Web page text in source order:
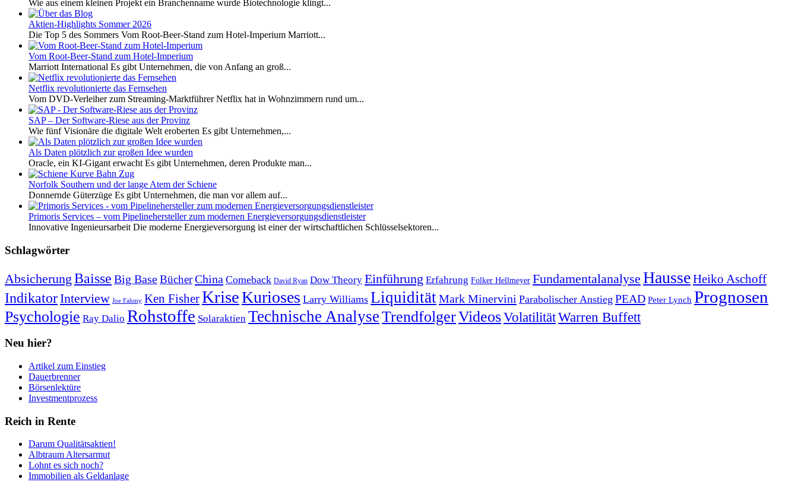
Wie aus einem kleinen Projekt ein Branchenname wurde Biotechnologie klingt...
Aktien-Highlights Sommer 2026
Die Top 5 des Sommers Vom Root-Beer-Stand zum Hotel-Imperium Marriott...
Vom Root-Beer-Stand zum Hotel-Imperium
Marriott International Es gibt Unternehmen, die von Anfang an groß...
Netflix revolutionierte das Fernsehen
Vom DVD-Verleiher zum Streaming-Marktführer Netflix hat in Wohnzimmern rund um...
SAP – Der Software-Riese aus der Provinz
Wie fünf Visionäre die digitale Welt eroberten Es gibt Unternehmen,...
Als Daten plötzlich zur großen Idee wurden
Oracle, ein KI-Gigant erwacht Es gibt Unternehmen, deren Produkte man...
Norfolk Southern und der lange Atem der Schiene
Donnernde Güterzüge Es gibt Unternehmen, die man vor allem auf...
Primoris Services – vom Pipelinehersteller zum modernen Energieversorgungsdienstleister
Innovative Ingenieursarbeit Die moderne Energieversorgung ist einer der wirtschaftlichen Schlüsselsektoren...
Schlagwörter
Absicherung Baisse Big BaseBücherChina Comeback David Ryan Dow Theory Einführung Erfahrung Folker Hellmeyer Fundamentalanalyse HausseHeiko Aschoff
IndikatorInterview Joe Fahmy Ken FisherKriseKurioses Larry Williams LiquiditätMark Minervini Parabolischer Anstieg PEAD Peter Lynch Prognosen
Psychologie Ray Dalio Rohstoffe Solaraktien Technische AnalyseTrendfolgerVideosVolatilitätWarren Buffett
Neu hier?
Artikel zum Einstieg
Dauerbrenner
Börsenlektüre
Investmentprozess
Reich in Rente
Darum Qualitätsaktien!
Albtraum Altersarmut
Lohnt es sich noch?
Immobilien als Geldanlage